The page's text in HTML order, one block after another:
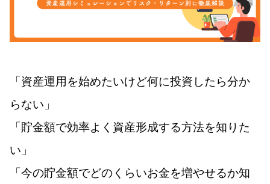
「資産運用を始めたいけど何に投資したら分か
らない」
「貯金額で効率よく資産形成する方法を知りた
い」
「今の貯金額でどのくらいお金を増やせるか知